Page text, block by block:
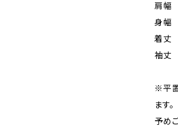
肩
身幅
着
袖
※平
ます。
予め